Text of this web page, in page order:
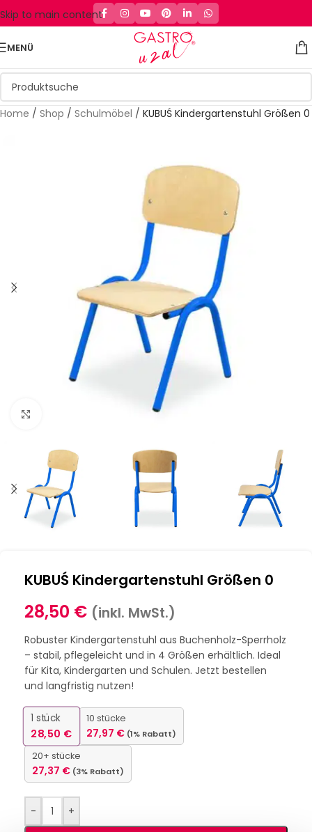
Skip to main content
MENÜ
Home / Shop / Schulmöbel / KUBUŚ Kindergartenstuhl Größen 0
KUBUŚ Kindergartenstuhl Größen 0
28,50 € (inkl. MwSt.)
Robuster Kindergartenstuhl aus Buchenholz-Sperrholz
– stabil, pflegeleicht und in 4 Größen erhältlich. Ideal
für Kita, Kindergarten und Schulen. Jetzt bestellen
und langfristig nutzen!
1 stück
28,50 €
10 stücke
27,97 € (1% Rabatt)
20+ stücke
27,37 € (3% Rabatt)
- +